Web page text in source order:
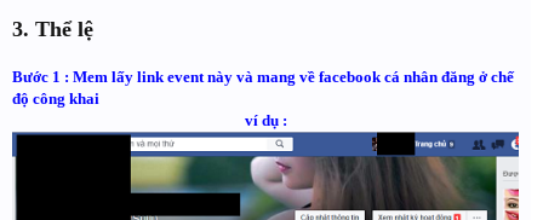
3. Thể lệ
Bước 1 : Mem lấy link event này và mang về facebook cá nhân đăng ở chế
độ công khai
ví dụ :